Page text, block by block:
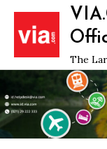
Skip
content
The